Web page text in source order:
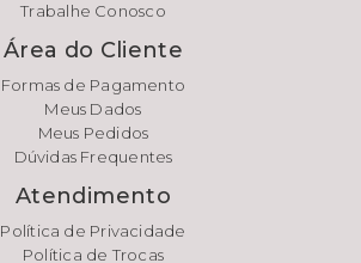
Trabalhe Conosco
Área do Cliente
Formas de Pagamento
Meus Dados
Meus Pedidos
Dúvidas Frequentes
Atendimento
Política de Privacidade
Política de Trocas